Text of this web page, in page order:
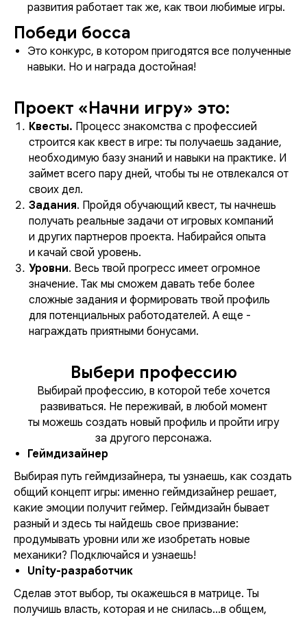
развития работает так же, как твои любимые игры.
Победи босса
Это конкурс, в котором пригодятся все полученные
навыки. Но и награда достойная!
Проект «Начни игру» это:
Квесты. Процесс знакомства с профессией
строится как квест в игре: ты получаешь задание,
необходимую базу знаний и навыки на практике. И
займет всего пару дней, чтобы ты не отвлекался от
своих дел.
Задания. Пройдя обучающий квест, ты начнешь
получать реальные задачи от игровых компаний
и других партнеров проекта. Набирайся опыта
и качай свой уровень.
Уровни. Весь твой прогресс имеет огромное
значение. Так мы сможем давать тебе более
сложные задания и формировать твой профиль
для потенциальных работодателей. А еще -
награждать приятными бонусами.
Выбери профессию
Выбирай профессию, в которой тебе хочется
развиваться. Не переживай, в любой момент
ты можешь создать новый профиль и пройти игру
за другого персонажа.
Геймдизайнер
Выбирая путь геймдизайнера, ты узнаешь, как создать
общий концепт игры: именно геймдизайнер решает,
какие эмоции получит геймер. Геймдизайн бывает
разный и здесь ты найдешь свое призвание:
продумывать уровни или же изобретать новые
механики? Подключайся и узнаешь!
Unity-разработчик
Сделав этот выбор, ты окажешься в матрице. Ты
получишь власть, которая и не снилась...в общем,